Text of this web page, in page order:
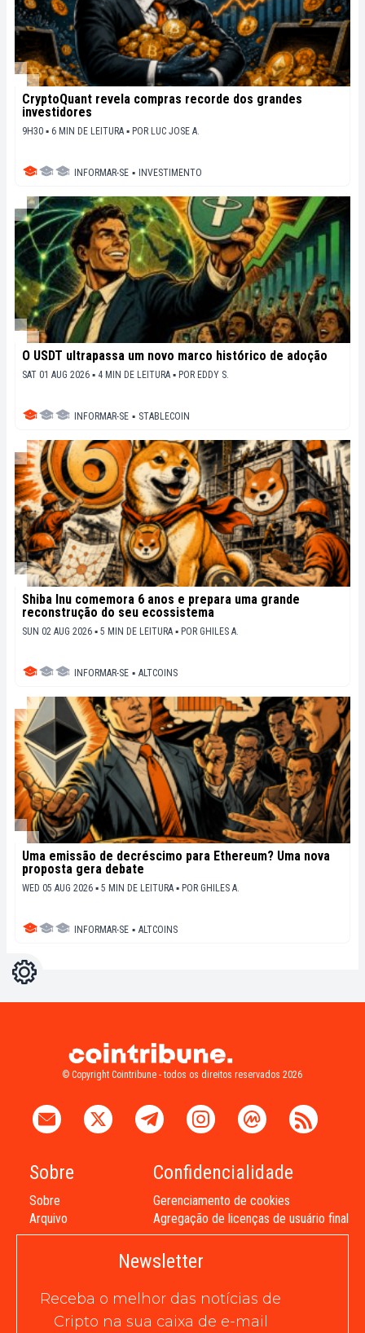
CryptoQuant revela compras recorde dos grandes
investidores
9H30 ▪ 6 MIN DE LEITURA ▪ POR LUC JOSE A.
INFORMAR-SE ▪ INVESTIMENTO
O USDT ultrapassa um novo marco histórico de adoção
SAT 01 AUG 2026 ▪ 4 MIN DE LEITURA ▪ POR EDDY S.
INFORMAR-SE ▪ STABLECOIN
Shiba Inu comemora 6 anos e prepara uma grande
reconstrução do seu ecossistema
SUN 02 AUG 2026 ▪ 5 MIN DE LEITURA ▪ POR GHILES A.
INFORMAR-SE ▪ ALTCOINS
Uma emissão de decréscimo para Ethereum? Uma nova
proposta gera debate
WED 05 AUG 2026 ▪ 5 MIN DE LEITURA ▪ POR GHILES A.
INFORMAR-SE ▪ ALTCOINS
Configurações
© Copyright Cointribune - todos os direitos reservados 2026
Sobre
Sobre
Arquivo
Confidencialidade
Gerenciamento de cookies
Agregação de licenças de usuário final
Newsletter
Receba o melhor das notícias de
Cripto na sua caixa de e-mail